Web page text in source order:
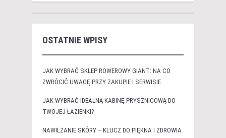
OSTATNIE WPISY
JAK WYBRAĆ SKLEP ROWEROWY GIANT: NA CO
ZWRÓCIĆ UWAGĘ PRZY ZAKUPIE I SERWISIE
JAK WYBRAĆ IDEALNĄ KABINĘ PRYSZNICOWĄ DO
TWOJEJ ŁAZIENKI?
NAWILŻANIE SKÓRY – KLUCZ DO PIĘKNA I ZDROWIA